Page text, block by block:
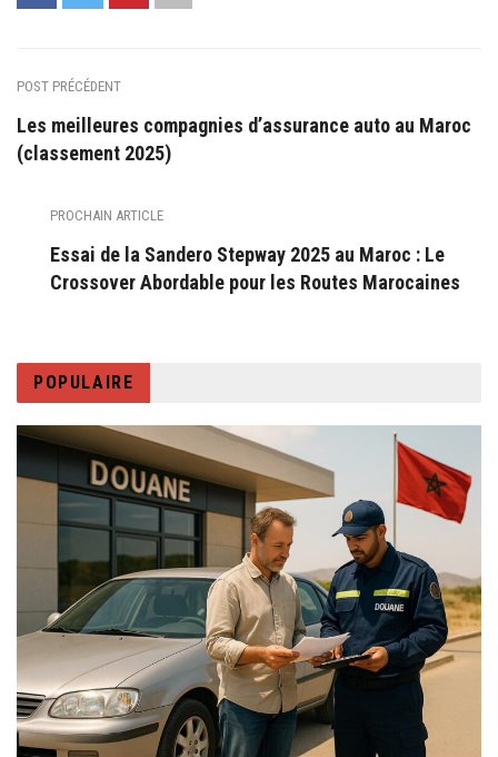
POST PRÉCÉDENT
Les meilleures compagnies d’assurance auto au Maroc
(classement 2025)
PROCHAIN ARTICLE
Essai de la Sandero Stepway 2025 au Maroc : Le
Crossover Abordable pour les Routes Marocaines
POPULAIRE